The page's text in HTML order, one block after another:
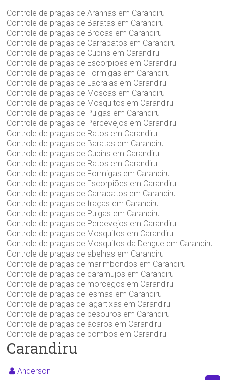
Controle de pragas de Aranhas em Carandiru
Controle de pragas de Baratas em Carandiru
Controle de pragas de Brocas em Carandiru
Controle de pragas de Carrapatos em Carandiru
Controle de pragas de Cupins em Carandiru
Controle de pragas de Escorpiões em Carandiru
Controle de pragas de Formigas em Carandiru
Controle de pragas de Lacraias em Carandiru
Controle de pragas de Moscas em Carandiru
Controle de pragas de Mosquitos em Carandiru
Controle de pragas de Pulgas em Carandiru
Controle de pragas de Percevejos em Carandiru
Controle de pragas de Ratos em Carandiru
Controle de pragas de Baratas em Carandiru
Controle de pragas de Cupins em Carandiru
Controle de pragas de Ratos em Carandiru
Controle de pragas de Formigas em Carandiru
Controle de pragas de Escorpiões em Carandiru
Controle de pragas de Carrapatos em Carandiru
Controle de pragas de traças em Carandiru
Controle de pragas de Pulgas em Carandiru
Controle de pragas de Percevejos em Carandiru
Controle de pragas de Mosquitos em Carandiru
Controle de pragas de Mosquitos da Dengue em Carandiru
Controle de pragas de abelhas em Carandiru
Controle de pragas de marimbondos em Carandiru
Controle de pragas de caramujos em Carandiru
Controle de pragas de morcegos em Carandiru
Controle de pragas de lesmas em Carandiru
Controle de pragas de lagartixas em Carandiru
Controle de pragas de besouros em Carandiru
Controle de pragas de ácaros em Carandiru
Controle de pragas de pombos em Carandiru
Carandiru
Anderson